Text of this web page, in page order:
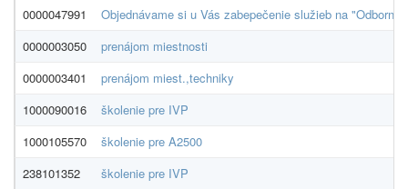
0000047991
Objednávame si u Vás zabepečenie služieb na
0000003050
prenájom miestnosti
0000003401
prenájom miest.,techniky
1000090016
školenie pre IVP
1000105570
školenie pre A2500
238101352
školenie pre IVP